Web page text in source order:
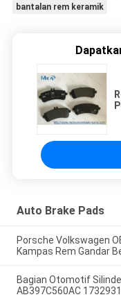
bantalan rem keramik
Auto Brake Pads
Porsche Volkswagen
Kampas Rem Gandar
Bagian Otomotif
AB397C560AC 1732931